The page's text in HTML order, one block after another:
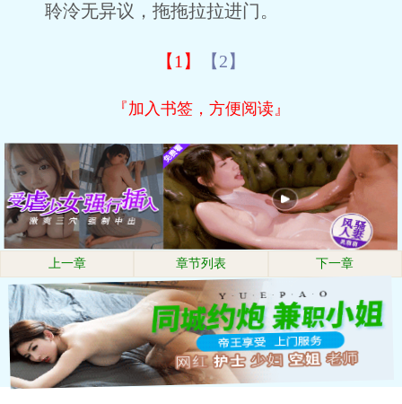
聆泠无异议，拖拖拉拉进门。
【1】 【2】
『加入书签，方便阅读』
上一章 章节列表 下一章